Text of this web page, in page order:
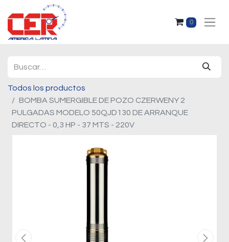
0
Todos los productos
BOMBA SUMERGIBLE DE POZO CZERWENY 2
PULGADAS MODELO 50QJD130 DE ARRANQUE
DIRECTO - 0,3 HP - 37 MTS - 220V